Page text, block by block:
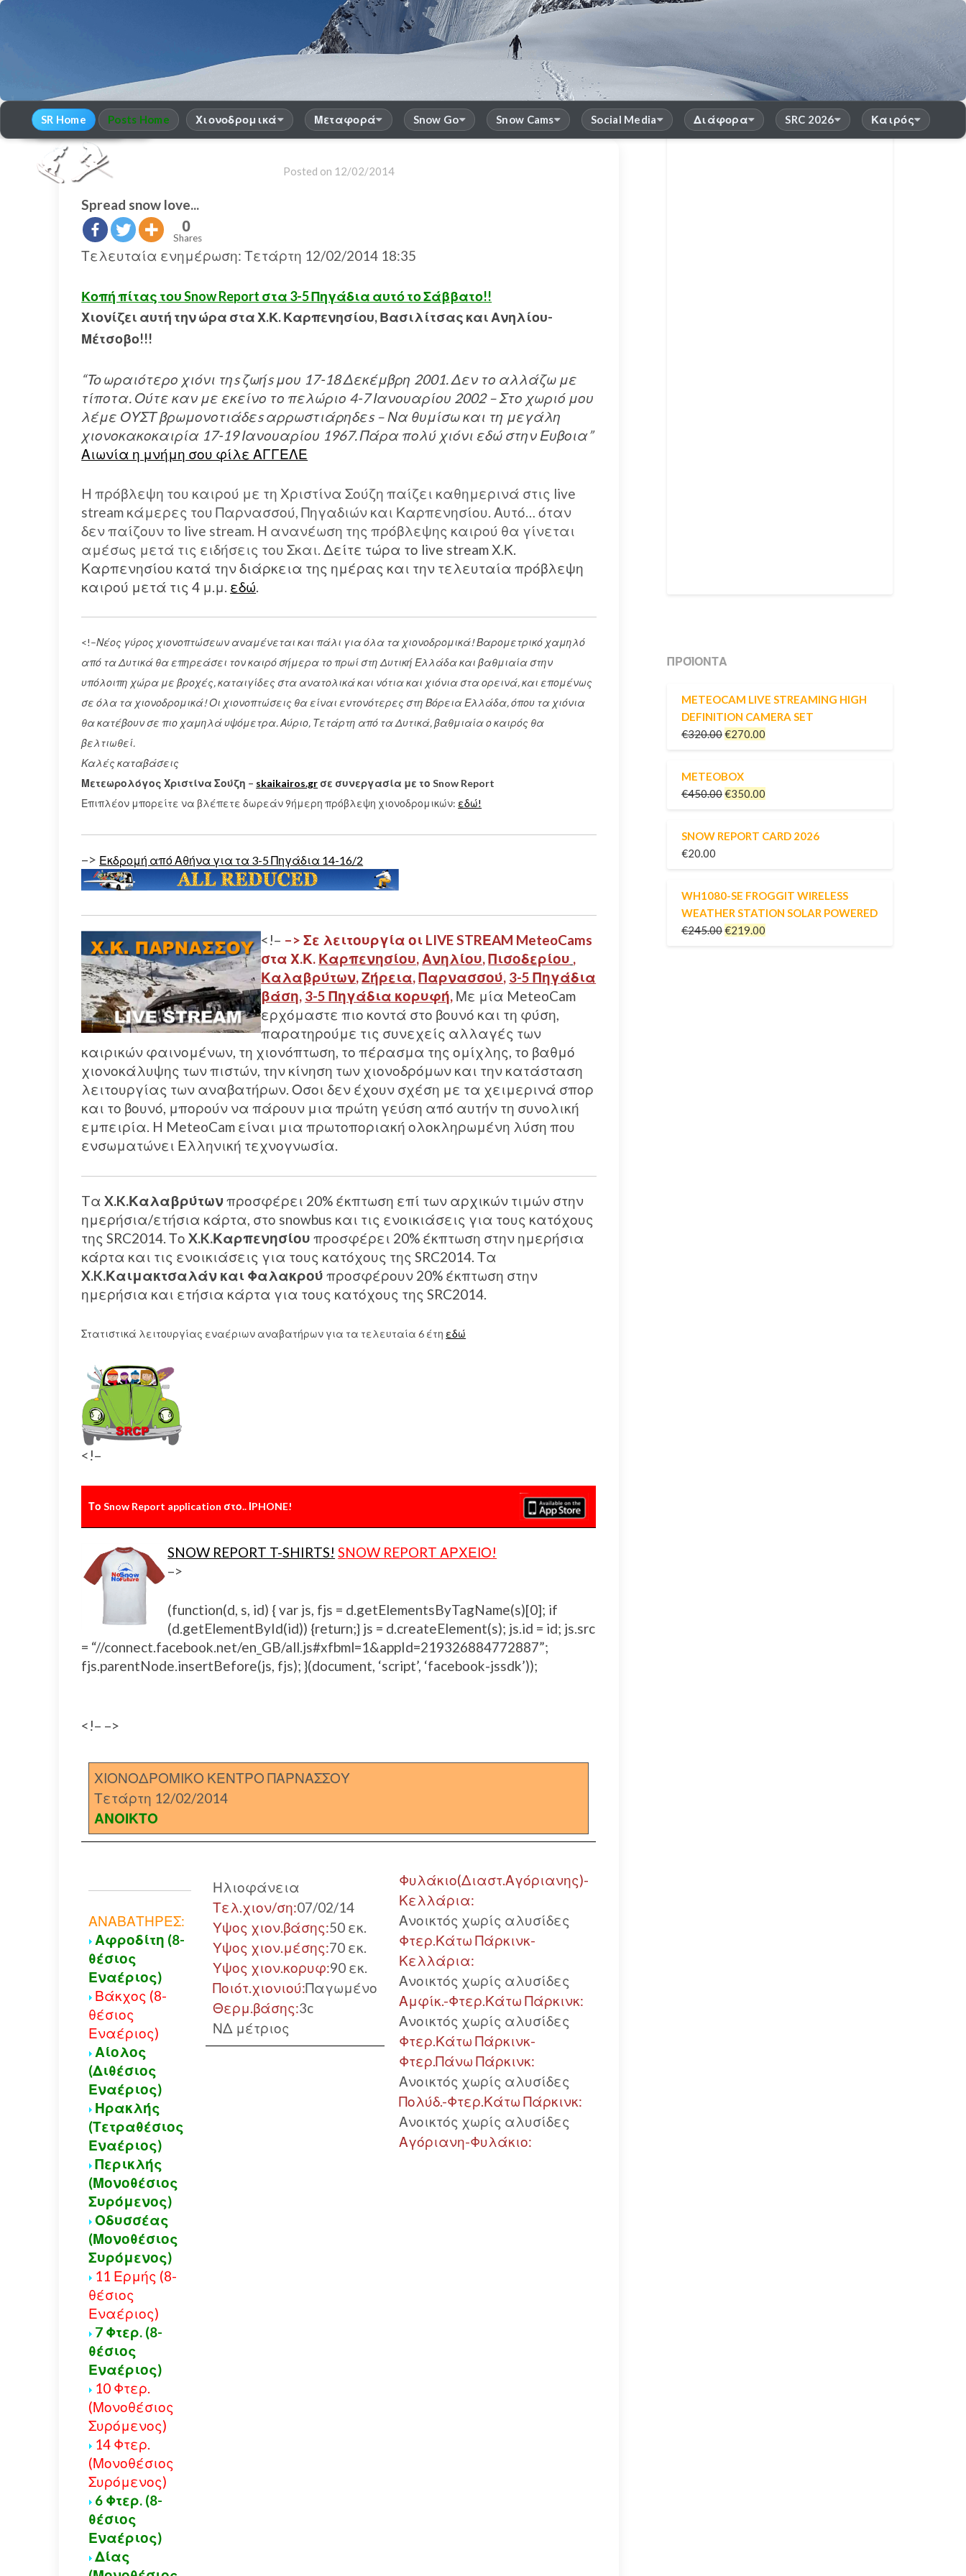
30χρόνια Snow Report
season 2025-26
SR Home Posts Home Χιονοδρομικά Μεταφορά Snow Go Snow Cams Social Media Διάφορα SRC 2026 Καιρός
Posted on 12/02/2014
Spread snow love...
0
Shares
Τελευταία ενημέρωση: Τετάρτη 12/02/2014 18:35
Κοπή πίτας του Snow Report στα 3-5 Πηγάδια αυτό το Σάββατο!!
Χιονίζει αυτή την ώρα στα Χ.Κ. Καρπενησίου, Βασιλίτσας και Ανηλίου-
Μέτσοβο!!!
“To ωραιότερο χιόνι τηs ζωήs μου 17-18 Δεκέμβρη 2001. Δεν το αλλάζω με
τίποτα. Ούτε καν με εκείνο το πελώριο 4-7 Ιανουαρίου 2002 – Στο χωριό μου
λέμε ΟΥΣΤ βρωμονοτιάδεs αρρωστιάρηδεs – Να θυμίσω και τη μεγάλη
χιονοκακοκαιρία 17-19 Ιανουαρίου 1967. Πάρα πολύ χιόνι εδώ στην Ευβοια”
Αιωνία η μνήμη σου φίλε ΑΓΓΕΛΕ
H πρόβλεψη του καιρού με τη Χριστίνα Σούζη παίζει καθημερινά στις live
stream κάμερες του Παρνασσού, Πηγαδιών και Καρπενησίου. Αυτό… όταν
δεν παίζουν το live stream. Η ανανέωση της πρόβλεψης καιρού θα γίνεται
αμέσως μετά τις ειδήσεις του Σκαι. Δείτε τώρα το live stream Χ.Κ.
Καρπενησίου κατά την διάρκεια της ημέρας και την τελευταία πρόβλεψη
καιρού μετά τις 4 μ.μ. εδώ.
<!–Νέος γύρος χιονοπτώσεων αναμένεται και πάλι για όλα τα χιονοδρομικά! Βαρομετρικό χαμηλό
από τα Δυτικά θα επηρεάσει τον καιρό σήμερα το πρωί στη Δυτική Ελλάδα και βαθμιαία στην
υπόλοιπη χώρα με βροχές, καταιγίδες στα ανατολικά και νότια και χιόνια στα ορεινά, και επομένως
σε όλα τα χιονοδρομικά! Οι χιονοπτώσεις θα είναι εντονότερες στη Βόρεια Ελλάδα, όπου τα χιόνια
θα κατέβουν σε πιο χαμηλά υψόμετρα. Αύριο, Τετάρτη από τα Δυτικά, βαθμιαία ο καιρός θα
βελτιωθεί.
Καλές καταβάσεις
Μετεωρολόγος Χριστίνα Σούζη – skaikairos.gr σε συνεργασία με το Snow Report
Επιπλέον μπορείτε να βλέπετε δωρεάν 9ήμερη πρόβλεψη χιονοδρομικών: εδώ!
–> Εκδρομή από Αθήνα για τα 3-5 Πηγάδια 14-16/2
<!– –> Σε λειτουργία οι LIVE STRΕAM MeteoCams
στα Χ.Κ. Καρπενησίου, Ανηλίου,Πισοδερίου ,
Καλαβρύτων,Ζήρεια,Παρνασσού, 3-5 Πηγάδια
βάση, 3-5 Πηγάδια κορυφή, Με μία MeteoCam
ερχόμαστε πιο κοντά στο βουνό και τη φύση,
παρατηρούμε τις συνεχείς αλλαγές των
καιρικών φαινομένων, τη χιονόπτωση, το πέρασμα της ομίχλης, το βαθμό
χιονοκάλυψης των πιστών, την κίνηση των χιονοδρόμων και την κατάσταση
λειτουργίας των αναβατήρων. Οσοι δεν έχουν σχέση με τα χειμερινά σπορ
και το βουνό, μπορούν να πάρουν μια πρώτη γεύση από αυτήν τη συνολική
εμπειρία. H MeteoCam είναι μια πρωτοποριακή ολοκληρωμένη λύση που
ενσωματώνει Ελληνική τεχνογνωσία.
TαX.K.Καλαβρύτωνπροσφέρει 20% έκπτωση επί των αρχικών τιμών στην
ημερήσια/ετήσια κάρτα, στο snowbus και τις ενοικιάσεις για τους κατόχους
της SRC2014. ΤοX.K.Καρπενησίου προσφέρει 20% έκπτωση στην ημερήσια
κάρτα και τις ενοικιάσεις για τους κατόχους της SRC2014. Τα
X.K.Καιμακτσαλάν και Φαλακρού προσφέρουν 20% έκπτωση στην
ημερήσια και ετήσια κάρτα για τους κατόχους της SRC2014.
Στατιστικά λειτουργίας εναέριων αναβατήρων για τα τελευταία 6 έτη εδώ
<!–
Το Snow Report application στο.. ΙPHONE!
SNOW REPORT T-SHIRTS! SNOW REPORT ΑΡΧΕΙΟ!
–>
(function(d, s, id) { var js, fjs = d.getElementsByTagName(s)[0]; if
(d.getElementById(id)) {return;} js = d.createElement(s); js.id = id; js.src
= “//connect.facebook.net/en_GB/all.js#xfbml=1&appId=219326884772887”;
fjs.parentNode.insertBefore(js, fjs); }(document, ‘script’, ‘facebook-jssdk’));
<!– –>
ΧΙΟΝΟΔΡΟΜΙΚΟ ΚΕΝΤΡΟ ΠΑΡΝΑΣΣΟΥ
Τετάρτη 12/02/2014
ΑΝΟΙΚΤΟ
ΑΝΑΒΑΤΗΡΕΣ:
Αφροδίτη (8-
θέσιος
Εναέριος)
Βάκχος (8-
θέσιος
Εναέριος)
Αίολος
(Διθέσιος
Εναέριος)
Ηρακλής
(Τετραθέσιος
Εναέριος)
Περικλής
(Μονοθέσιος
Συρόμενος)
Οδυσσέας
(Μονοθέσιος
Συρόμενος)
11 Ερμής (8-
θέσιος
Εναέριος)
7 Φτερ. (8-
θέσιος
Εναέριος)
10 Φτερ.
(Μονοθέσιος
Συρόμενος)
14 Φτερ.
(Μονοθέσιος
Συρόμενος)
6 Φτερ. (8-
θέσιος
Εναέριος)
Δίας
Ηλιοφάνεια
Τελ.χιον/ση:07/02/14
Υψος χιον.βάσης:50 εκ.
Υψος χιον.μέσης:70 εκ.
Υψος χιον.κορυφ:90 εκ.
Ποιότ.χιονιού:Παγωμένο
Θερμ.βάσης:3c
ΝΔ μέτριος
Φυλάκιο(Διαστ.Αγόριανης)-
Κελλάρια:
Ανοικτός χωρίς αλυσίδες
Φτερ.Κάτω Πάρκινκ-
Κελλάρια:
Ανοικτός χωρίς αλυσίδες
Αμφίκ.-Φτερ.Κάτω Πάρκινκ:
Ανοικτός χωρίς αλυσίδες
Φτερ.Κάτω Πάρκινκ-
Φτερ.Πάνω Πάρκινκ:
Ανοικτός χωρίς αλυσίδες
Πολύδ.-Φτερ.Κάτω Πάρκινκ:
Ανοικτός χωρίς αλυσίδες
Αγόριανη-Φυλάκιο:
ΠΡΟΪΌΝΤΑ
METEOCAM LIVE STREAMING HIGH
DEFINITION CAMERA SET
€320.00€270.00
METEOBOX
€450.00€350.00
SNOW REPORT CARD 2026
€20.00
WH1080-SE FROGGIT WIRELESS
WEATHER STATION SOLAR POWERED
€245.00€219.00